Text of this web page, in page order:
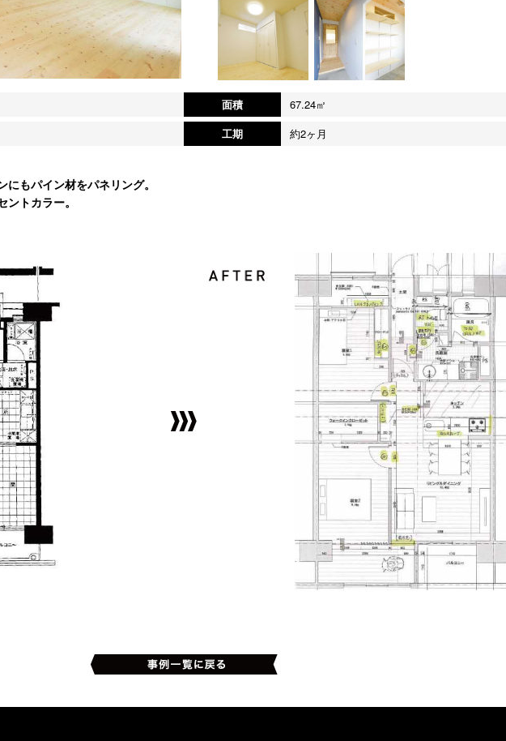
面積
67.24㎡
工期 約2ヶ月
もパイン材をパネリング。
トカラー。